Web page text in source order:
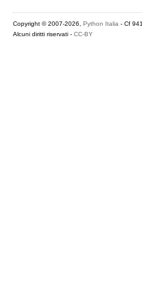
Copyright © 2007-2026, Python Italia- Cf
Alcuni diritti riservati - CC-BY